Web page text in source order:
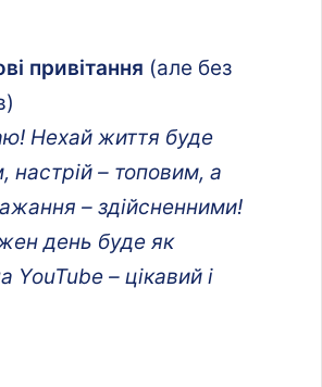
привітання (але без
Нехай життя буде
настрій – топовим, а
– здійсненними!
день буде як
YouTube – цікавий і